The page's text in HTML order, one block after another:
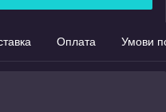
Оплата Умови